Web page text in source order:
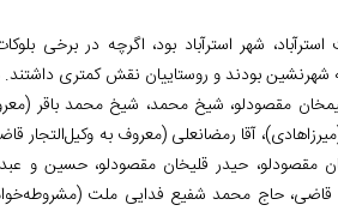
شهر استرآباد بود، اگرچه در برخی
بودند و روستاییان نقش کمتری داشتند.
مقصودلو، شیخ محمد، شیخ محمد باقر
آقا رمضانعلی (معروف به
مقصودلو، حیدر قلیخان مقصودلو، حسین و
قاضی، حاج محمد شفیع فدایی ملت